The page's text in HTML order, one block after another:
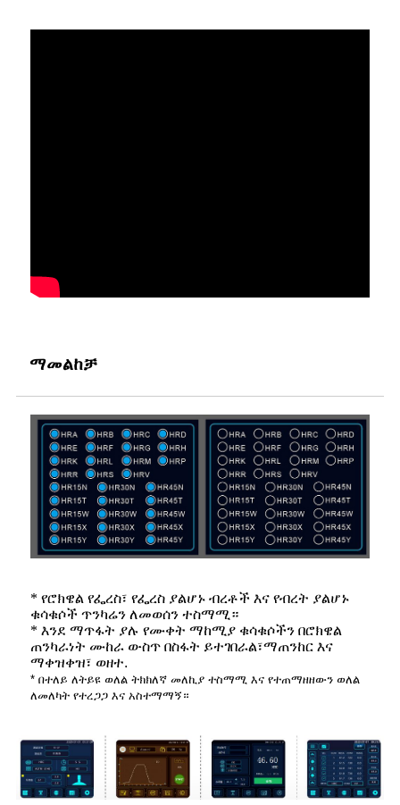
ማመልከቻ
* የሮክዌል የፌረስ፣ የፌረስ ያልሆኑ ብረቶች እና የብረት ያልሆኑ
ቁሳቁሶች ጥንካሬን ለመወሰን ተስማሚ።
* እንደ ማጥፋት ያሉ የሙቀት ማከሚያ ቁሳቁሶችን በሮክዌል
ጠንካራነት ሙከራ ውስጥ በስፋት ይተገበራል፣ማጠንከር እና
ማቀዝቀዝ፣ ወዘተ.
* በተለይ ለትይዩ ወለል ትክክለኛ መለኪያ ተስማሚ እና የተጠማዘዘውን ወለል
ለመለካት የተረጋጋ እና አስተማማኝ።